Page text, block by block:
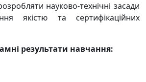
науково-технічні засади
якістю та сертифікаційних
результати навчання: